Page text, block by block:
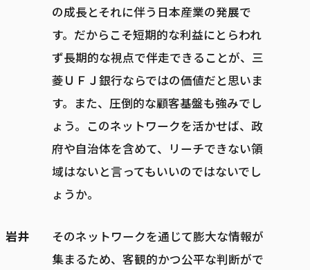
の成長とそれに伴う日本産業の発展で
す。だからこそ短期的な利益にとらわれ
ず長期的な視点で伴走できることが、三
菱ＵＦＪ銀行ならではの価値だと思いま
す。また、圧倒的な顧客基盤も強みでし
ょう。このネットワークを活かせば、政
府や自治体を含めて、リーチできない領
域はないと言ってもいいのではないでし
ょうか。
岩井
そのネットワークを通じて膨大な情報が
集まるため、客観的かつ公平な判断がで